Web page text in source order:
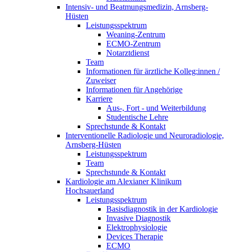
Intensiv- und Beatmungsmedizin, Arnsberg-
Hüsten
Leistungsspektrum
Weaning-Zentrum
ECMO-Zentrum
Notarztdienst
Team
Informationen für ärztliche Kolleg:innen /
Zuweiser
Informationen für Angehörige
Karriere
Aus-, Fort - und Weiterbildung
Studentische Lehre
Sprechstunde & Kontakt
Interventionelle Radiologie und Neuroradiologie,
Arnsberg-Hüsten
Leistungsspektrum
Team
Sprechstunde & Kontakt
Kardiologie am Alexianer Klinikum
Hochsauerland
Leistungsspektrum
Basisdiagnostik in der Kardiologie
Invasive Diagnostik
Elektrophysiologie
Devices Therapie
ECMO